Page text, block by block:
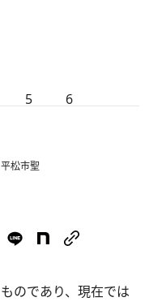
5 6
松市聖
のであり、現在では